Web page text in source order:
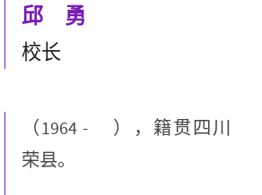
邱 勇
校长
（1964 - ），籍贯四川
荣县。